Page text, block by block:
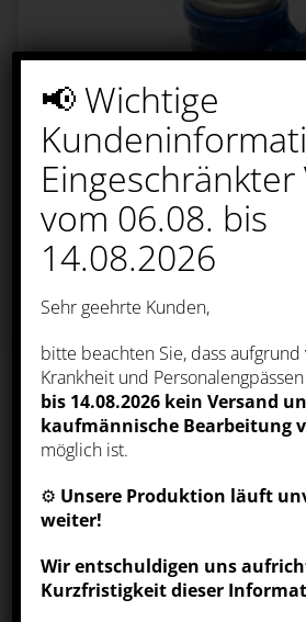
VABR-NF Typ 760/762
SUCHE
📢 Wichtige
Eingeschränkter
vom 06.08. bis
14.08.2026
Sehr geehrte Kunden,
bitte beachten Sie, dass
Krankheit und
bis 14.08.2026 kein Versand
kaufmännische Bearbeitung
möglich ist.
⚙️ Unsere Produktion läuft
weiter!
Wir entschuldigen uns
Kurzfristigkeit dieser
Wir verwenden
Wir nutzen auf unserer
Cookies. Einige Cookies
(z.B. für den Warenkorb)
nicht notwendig. Die nicht-
Cookies helfen uns bei der
unseres Online-Angebotes,
Webseitenfunktionen und
Einwilligung umfasst die
von Informationen auf
das Auslesen
sowie deren Verarbeitung.
auf „Alle akzeptieren“, um
von nicht notwendigen
einzuwilligen oder auf „Alle
wenn Sie sich anders
können unter
eingesetzten Arten von
und deren Einstellungen
können die Einstellungen
jederzeit abwählen (z.B. in
Datenschutzerklärung
unserer Webseite).